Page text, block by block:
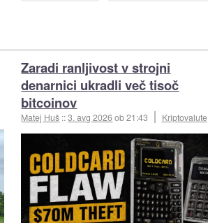
Zaradi ranljivost v strojni
denarnici ukradli več tisoč
bitcoinov
Matej Huš ::3. avg 2026ob 21:43 Kriptovalute